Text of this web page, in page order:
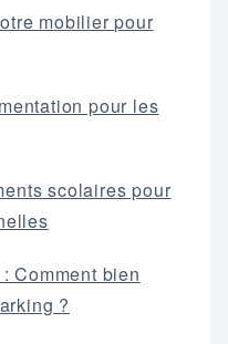
mobilier pour
pour les
scolaires pour
Comment bien
?